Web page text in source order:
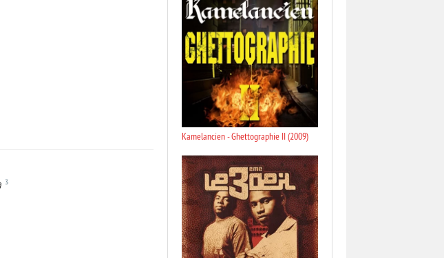
3
Kamelancien - Ghettographie II (2009)